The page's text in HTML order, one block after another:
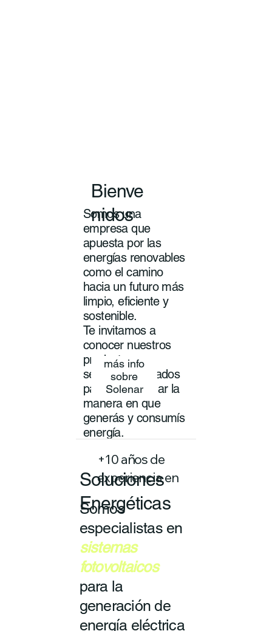
Bienve
nidos
Somos una
empresa que
apuesta por las
energías renovables
como el camino
hacia un futuro más
limpio, eficiente y
sostenible.
Te invitamos a
conocer nuestros
productos y
servicios pensados
para transformar la
manera en que
generás y consumís
energía.
más info
sobre
Solenar
Soluciones
Energéticas
+10 años de
experiencia en
Somos
especialistas en
sistemas
fotovoltaicos
para la
generación de
energía eléctrica